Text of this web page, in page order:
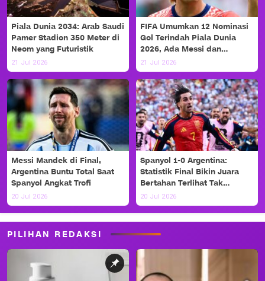
Piala Dunia 2034: Arab Saudi
Pamer Stadion 350 Meter di
Neom yang Futuristik
21 Jul 2026
FIFA Umumkan 12 Nominasi
Gol Terindah Piala Dunia
2026, Ada Messi dan
Haaland!
21 Jul 2026
Messi Mandek di Final,
Argentina Buntu Total Saat
Spanyol Angkat Trofi
20 Jul 2026
Spanyol 1-0 Argentina:
Statistik Final Bikin Juara
Bertahan Terlihat Tak
Berdaya
20 Jul 2026
PILIHAN REDAKSI